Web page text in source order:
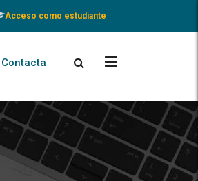
Acceso como estudiante
Contacta